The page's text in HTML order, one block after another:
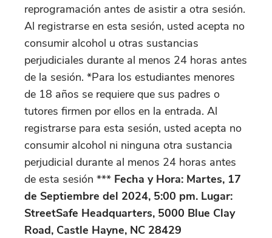
reprogramación antes de asistir a otra sesión.
Al registrarse en esta sesión, usted acepta no
consumir alcohol u otras sustancias
perjudiciales durante al menos 24 horas antes
de la sesión. *Para los estudiantes menores
de 18 años se requiere que sus padres o
tutores firmen por ellos en la entrada. Al
registrarse para esta sesión, usted acepta no
consumir alcohol ni ninguna otra sustancia
perjudicial durante al menos 24 horas antes
de esta sesión *** Fecha y Hora: Martes, 17
de Septiembre del 2024, 5:00 pm. Lugar:
StreetSafe Headquarters, 5000 Blue Clay
Road, Castle Hayne, NC 28429